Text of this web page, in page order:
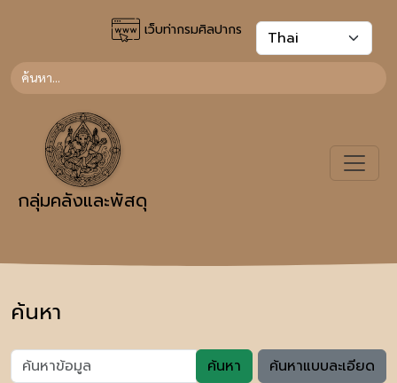
เว็บท่ากรมศิลปากร
กลุ่มคลังและพัสดุ
ค้นหา
ค้นหา ค้นหาแบบละเอียด